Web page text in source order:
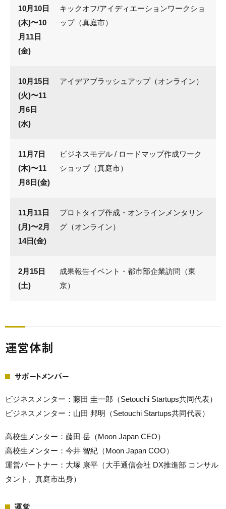
10月10日
(木)〜10
月11日
(金)
キックオフ/アイディエーションワークショ
ップ（真庭市）
10月15日
(火)〜11
月 6 日
(水)
アイデアブラッシュアップ（オンライン）
11月7日
(木)〜11
月8日(金)
ビジネスモデル / ロードマップ作成ワーク
ショップ（真庭市）
11月11日
(月)〜2月
14日(金)
プロトタイプ作成・オンラインメンタリン
グ（オンライン）
2月15日
(土)
成果報告イベント・都市部企業訪問（東
京）
運営体制
サポートメンバー
ビジネスメンター：藤田 圭一郎（Setouchi Startups共同代表）
ビジネスメンター：山田 邦明（Setouchi Startups共同代表）
高校生メンター：藤田 岳（Moon Japan CEO）
高校生メンター：今井 智紀（Moon Japan COO）
運営パートナー：大塚 康平（大手通信会社 DX推進部 コンサル
タント、真庭市出身）
運営